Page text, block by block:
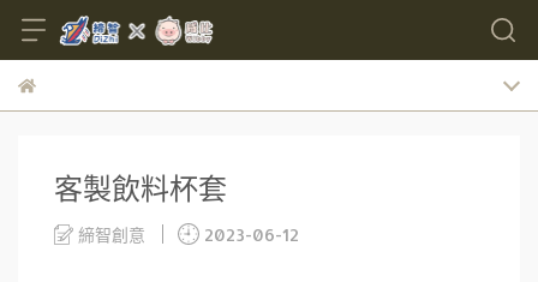
客製飲料杯套
締智創意 2023-06-12